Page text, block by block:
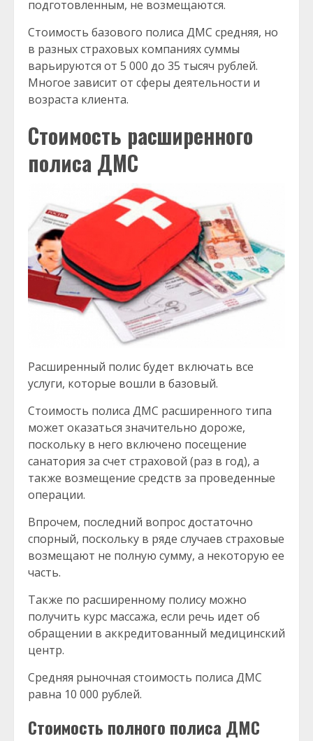
подготовленным, не возмещаются.
Стоимость базового полиса ДМС средняя, но
в разных страховых компаниях суммы
варьируются от 5 000 до 35 тысяч рублей.
Многое зависит от сферы деятельности и
возраста клиента.
Стоимость расширенного
полиса ДМС
Расширенный полис будет включать все
услуги, которые вошли в базовый.
Стоимость полиса ДМС расширенного типа
может оказаться значительно дороже,
поскольку в него включено посещение
санатория за счет страховой (раз в год), а
также возмещение средств за проведенные
операции.
Впрочем, последний вопрос достаточно
спорный, поскольку в ряде случаев страховые
возмещают не полную сумму, а некоторую ее
часть.
Также по расширенному полису можно
получить курс массажа, если речь идет об
обращении в аккредитованный медицинский
центр.
Средняя рыночная стоимость полиса ДМС
равна 10 000 рублей.
Стоимость полного полиса ДМС